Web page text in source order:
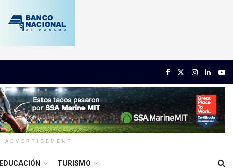
ADVERTISEMENT
EDUCACIÓN TURISMO